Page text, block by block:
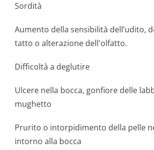
Sordità
Aumento della sensibilità dell’udito,
tatto o alterazione dell'olfatto.
Difficoltà a deglutire
Ulcere nella bocca, gonfiore delle
mughetto
Prurito o intorpidimento della pelle
intorno alla bocca